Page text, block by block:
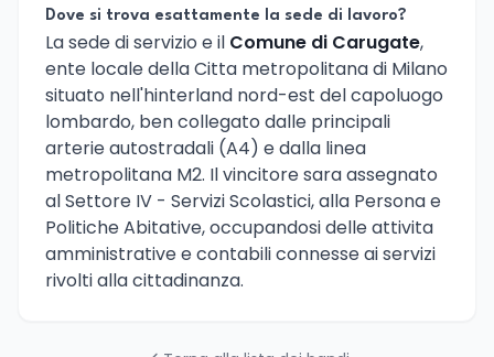
Dove si trova esattamente la sede di lavoro?
La sede di servizio e il Comune di Carugate,
ente locale della Citta metropolitana di Milano
situato nell'hinterland nord-est del capoluogo
lombardo, ben collegato dalle principali
arterie autostradali (A4) e dalla linea
metropolitana M2. Il vincitore sara assegnato
al Settore IV - Servizi Scolastici, alla Persona e
Politiche Abitative, occupandosi delle attivita
amministrative e contabili connesse ai servizi
rivolti alla cittadinanza.